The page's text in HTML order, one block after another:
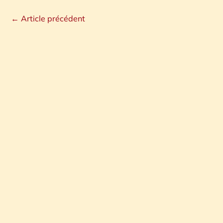
← Article précédent